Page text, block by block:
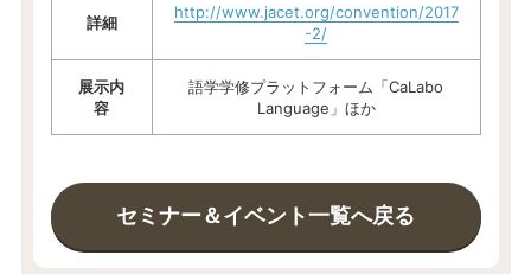
詳細
http://www.jacet.org/convention/2017
-2/
展示内
容
語学学修プラットフォーム「CaLabo
Language」ほか
セミナー＆イベント一覧へ戻る